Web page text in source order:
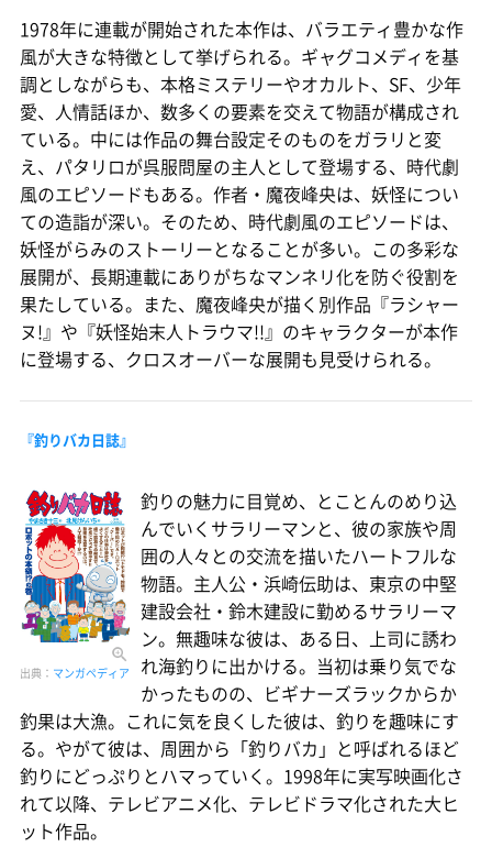
1978年に連載が開始された本作は、バラエティ豊かな作
風が大きな特徴として挙げられる。ギャグコメディを基
調としながらも、本格ミステリーやオカルト、SF、少年
愛、人情話ほか、数多くの要素を交えて物語が構成され
ている。中には作品の舞台設定そのものをガラリと変
え、パタリロが呉服問屋の主人として登場する、時代劇
風のエピソードもある。作者・魔夜峰央は、妖怪につい
ての造詣が深い。そのため、時代劇風のエピソードは、
妖怪がらみのストーリーとなることが多い。この多彩な
展開が、長期連載にありがちなマンネリ化を防ぐ役割を
果たしている。また、魔夜峰央が描く別作品『ラシャー
ヌ!』や『妖怪始末人トラウマ!!』のキャラクターが本作
に登場する、クロスオーバーな展開も見受けられる。
『釣りバカ日誌』
出典： マンガペディア
釣りの魅力に目覚め、とことんのめり込
んでいくサラリーマンと、彼の家族や周
囲の人々との交流を描いたハートフルな
物語。主人公・浜崎伝助は、東京の中堅
建設会社・鈴木建設に勤めるサラリーマ
ン。無趣味な彼は、ある日、上司に誘わ
れ海釣りに出かける。当初は乗り気でな
かったものの、ビギナーズラックからか
釣果は大漁。これに気を良くした彼は、釣りを趣味にす
る。やがて彼は、周囲から「釣りバカ」と呼ばれるほど
釣りにどっぷりとハマっていく。1998年に実写映画化さ
れて以降、テレビアニメ化、テレビドラマ化された大ヒ
ット作品。